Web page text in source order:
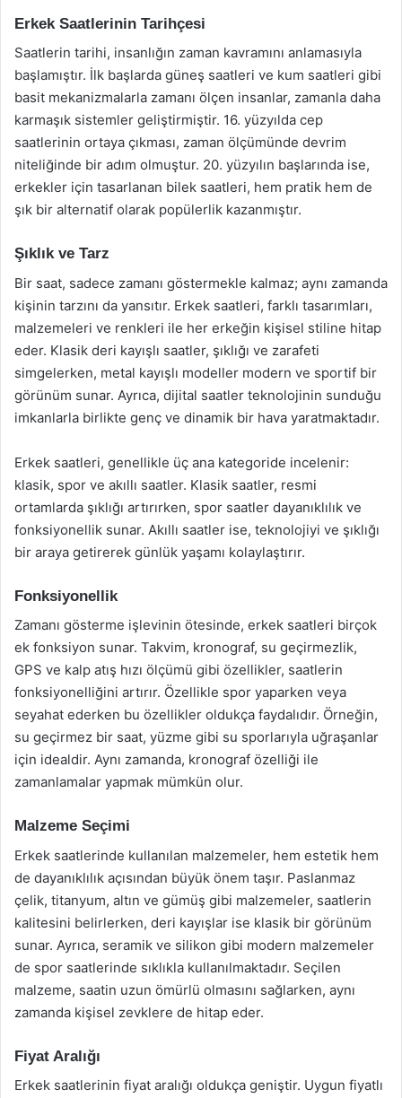
Erkek Saatlerinin Tarihçesi
Saatlerin tarihi, insanlığın zaman kavramını anlamasıyla
başlamıştır. İlk başlarda güneş saatleri ve kum saatleri gibi
basit mekanizmalarla zamanı ölçen insanlar, zamanla daha
karmaşık sistemler geliştirmiştir. 16. yüzyılda cep
saatlerinin ortaya çıkması, zaman ölçümünde devrim
niteliğinde bir adım olmuştur. 20. yüzyılın başlarında ise,
erkekler için tasarlanan bilek saatleri, hem pratik hem de
şık bir alternatif olarak popülerlik kazanmıştır.
Şıklık ve Tarz
Bir saat, sadece zamanı göstermekle kalmaz; aynı zamanda
kişinin tarzını da yansıtır. Erkek saatleri, farklı tasarımları,
malzemeleri ve renkleri ile her erkeğin kişisel stiline hitap
eder. Klasik deri kayışlı saatler, şıklığı ve zarafeti
simgelerken, metal kayışlı modeller modern ve sportif bir
görünüm sunar. Ayrıca, dijital saatler teknolojinin sunduğu
imkanlarla birlikte genç ve dinamik bir hava yaratmaktadır.
Erkek saatleri, genellikle üç ana kategoride incelenir:
klasik, spor ve akıllı saatler. Klasik saatler, resmi
ortamlarda şıklığı artırırken, spor saatler dayanıklılık ve
fonksiyonellik sunar. Akıllı saatler ise, teknolojiyi ve şıklığı
bir araya getirerek günlük yaşamı kolaylaştırır.
Fonksiyonellik
Zamanı gösterme işlevinin ötesinde, erkek saatleri birçok
ek fonksiyon sunar. Takvim, kronograf, su geçirmezlik,
GPS ve kalp atış hızı ölçümü gibi özellikler, saatlerin
fonksiyonelliğini artırır. Özellikle spor yaparken veya
seyahat ederken bu özellikler oldukça faydalıdır. Örneğin,
su geçirmez bir saat, yüzme gibi su sporlarıyla uğraşanlar
için idealdir. Aynı zamanda, kronograf özelliği ile
zamanlamalar yapmak mümkün olur.
Malzeme Seçimi
Erkek saatlerinde kullanılan malzemeler, hem estetik hem
de dayanıklılık açısından büyük önem taşır. Paslanmaz
çelik, titanyum, altın ve gümüş gibi malzemeler, saatlerin
kalitesini belirlerken, deri kayışlar ise klasik bir görünüm
sunar. Ayrıca, seramik ve silikon gibi modern malzemeler
de spor saatlerinde sıklıkla kullanılmaktadır. Seçilen
malzeme, saatin uzun ömürlü olmasını sağlarken, aynı
zamanda kişisel zevklere de hitap eder.
Fiyat Aralığı
Erkek saatlerinin fiyat aralığı oldukça geniştir. Uygun fiyatlı